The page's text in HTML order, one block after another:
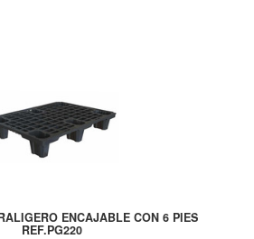
ENCAJABLE CON 6 PIES
REF.PG220